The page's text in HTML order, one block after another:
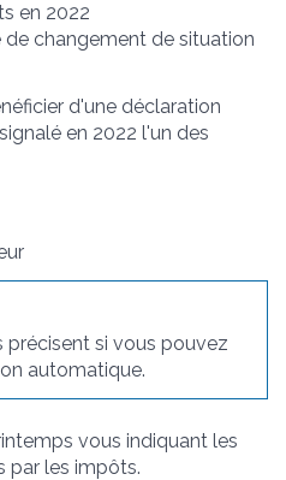
en 2022
de changement de situation
d'une déclaration
en 2022 l'un des
précisent si vous pouvez
automatique.
vous indiquant les
par les impôts.